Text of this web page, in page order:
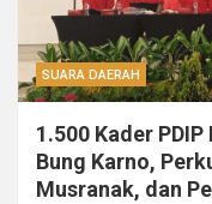
SUARA DAERAH
1.500 Kader
Bung Karno,
Musranak, dan